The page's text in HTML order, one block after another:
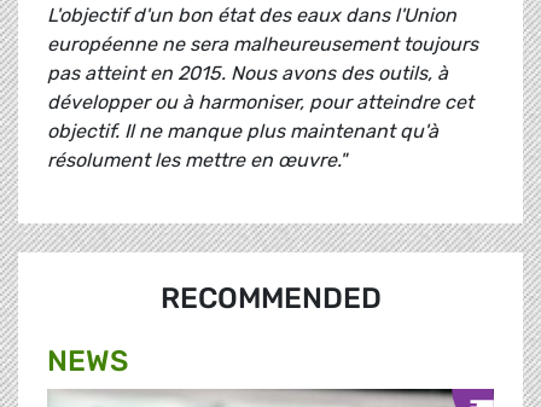
L'objectif d'un bon état des eaux dans l'Union
européenne ne sera malheureusement toujours
pas atteint en 2015. Nous avons des outils, à
développer ou à harmoniser, pour atteindre cet
objectif. Il ne manque plus maintenant qu'à
résolument les mettre en œuvre."
RECOMMENDED
NEWS